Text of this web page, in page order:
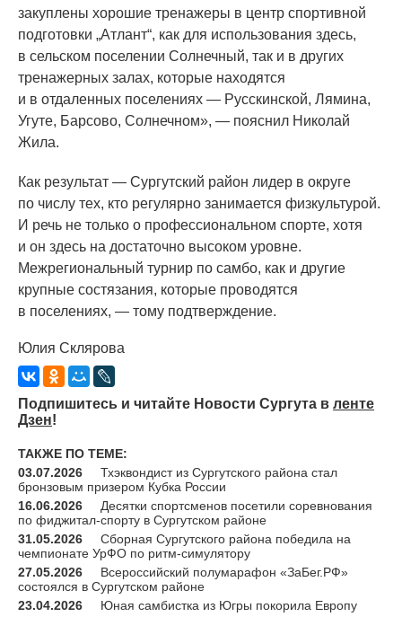
закуплены хорошие тренажеры в центр спортивной
подготовки „Атлант“, как для использования здесь,
в сельском поселении Солнечный, так и в других
тренажерных залах, которые находятся
и в отдаленных поселениях — Русскинской, Лямина,
Угуте, Барсово, Солнечном», — пояснил Николай
Жила.
Как результат — Сургутский район лидер в округе
по числу тех, кто регулярно занимается физкультурой.
И речь не только о профессиональном спорте, хотя
и он здесь на достаточно высоком уровне.
Межрегиональный турнир по самбо, как и другие
крупные состязания, которые проводятся
в поселениях, — тому подтверждение.
Юлия Склярова
Подпишитесь и читайте Новости Сургута в ленте
Дзен!
ТАКЖЕ ПО ТЕМЕ:
03.07.2026
Тхэквондист из Сургутского района стал
бронзовым призером Кубка России
16.06.2026
Десятки спортсменов посетили соревнования
по фиджитал-спорту в Сургутском районе
31.05.2026
Сборная Сургутского района победила на
чемпионате УрФО по ритм-симулятору
27.05.2026
Всероссийский полумарафон «ЗаБег.РФ»
состоялся в Сургутском районе
23.04.2026
Юная самбистка из Югры покорила Европу